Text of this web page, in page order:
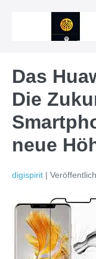
Das
Die
neue
digispirit |